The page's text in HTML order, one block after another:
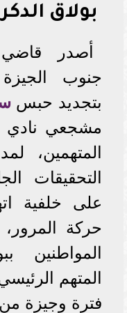
بولاق
أصدر قاضي
جنوب الجيزة
بتجديد حبس
التحقيقات
على خلفية
حركة
المواطنين
المتهم
فترة وجيزة من